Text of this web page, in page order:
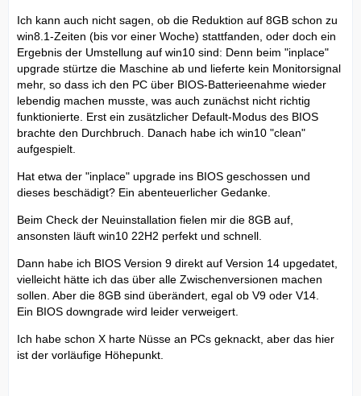
Ich kann auch nicht sagen, ob die Reduktion auf 8GB schon zu
win8.1-Zeiten (bis vor einer Woche) stattfanden, oder doch ein
Ergebnis der Umstellung auf win10 sind: Denn beim "inplace"
upgrade stürtze die Maschine ab und lieferte kein Monitorsignal
mehr, so dass ich den PC über BIOS-Batterieenahme wieder
lebendig machen musste, was auch zunächst nicht richtig
funktionierte. Erst ein zusätzlicher Default-Modus des BIOS
brachte den Durchbruch. Danach habe ich win10 "clean"
aufgespielt.
Hat etwa der "inplace" upgrade ins BIOS geschossen und
dieses beschädigt? Ein abenteuerlicher Gedanke.
Beim Check der Neuinstallation fielen mir die 8GB auf,
ansonsten läuft win10 22H2 perfekt und schnell.
Dann habe ich BIOS Version 9 direkt auf Version 14 upgedatet,
vielleicht hätte ich das über alle Zwischenversionen machen
sollen. Aber die 8GB sind überändert, egal ob V9 oder V14.
Ein BIOS downgrade wird leider verweigert.
Ich habe schon X harte Nüsse an PCs geknackt, aber das hier
ist der vorläufige Höhepunkt.